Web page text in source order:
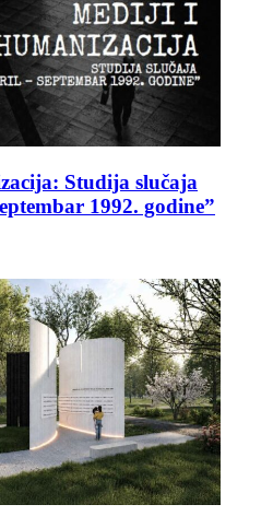
Studija slučaja
1992. godine”